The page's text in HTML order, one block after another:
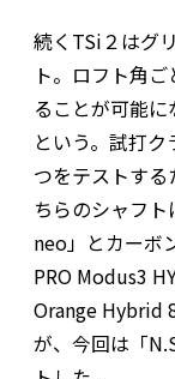
続くTSi２はグ
ト。ロフト角
ることが可能
という。試打
つをテストす
ちらのシャフト
neo」とカーボ
PRO Modus3
Orange Hybrid
が、今回は「